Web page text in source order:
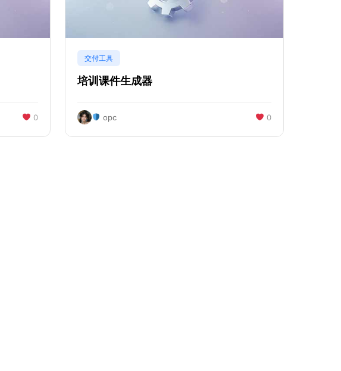
0
交付工具
培训课件生成器
opc 0